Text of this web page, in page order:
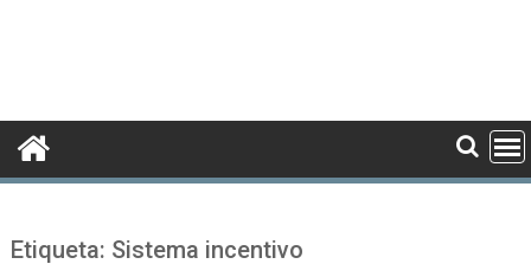
Etiqueta: Sistema incentivo